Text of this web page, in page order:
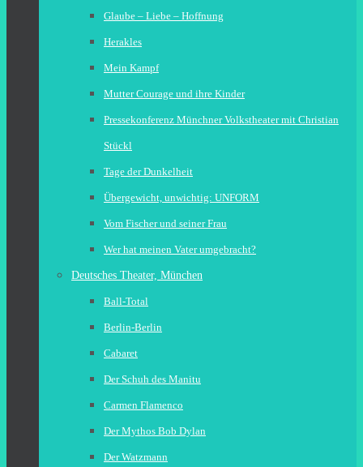
Glaube – Liebe – Hoffnung
Herakles
Mein Kampf
Mutter Courage und ihre Kinder
Pressekonferenz Münchner Volkstheater mit Christian
Stückl
Tage der Dunkelheit
Übergewicht, unwichtig: UNFORM
Vom Fischer und seiner Frau
Wer hat meinen Vater umgebracht?
Deutsches Theater, München
Ball-Total
Berlin-Berlin
Cabaret
Der Schuh des Manitu
Carmen Flamenco
Der Mythos Bob Dylan
Der Watzmann